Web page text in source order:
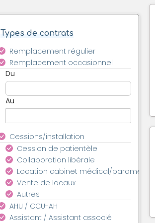
Types de contrats
Remplacement régulier
Remplacement occasionnel
Du
Au
Cessions/installation
Cession de patientèle
Collaboration libérale
Location cabinet médical/paramédical
Vente de locaux
Autres
AHU / CCU-AH
Assistant / Assistant associé